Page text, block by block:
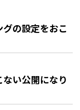
の設定をおこ
い公開になり